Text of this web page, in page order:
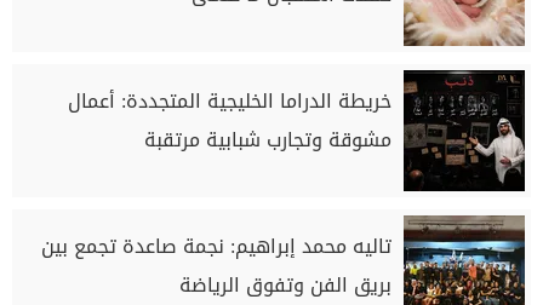
خريطة الدراما الخليجية المتجددة: أعمال
مشوقة وتجارب شبابية مرتقبة
تاليه محمد إبراهيم: نجمة صاعدة تجمع بين
بريق الفن وتفوق الرياضة